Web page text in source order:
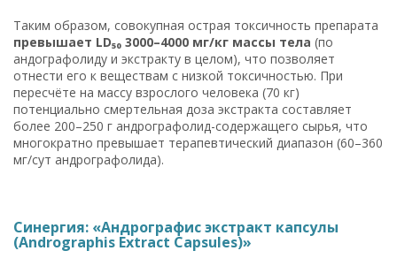
Таким образом, совокупная острая токсичность препарата
превышает LD₅₀ 3000–4000 мг/кг массы тела (по
андографолиду и экстракту в целом), что позволяет
отнести его к веществам с низкой токсичностью. При
пересчёте на массу взрослого человека (70 кг)
потенциально смертельная доза экстракта составляет
более 200–250 г андрографолид-содержащего сырья, что
многократно превышает терапевтический диапазон (60–360
мг/сут андрографолида).
Синергия: «Андрографис экстракт капсулы
(Andrographis Extract Capsules)»